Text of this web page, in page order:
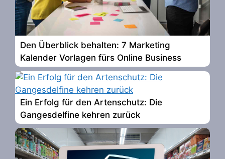
Den Überblick behalten: 7 Marketing
Kalender Vorlagen fürs Online Business
Ein Erfolg für den Artenschutz: Die
Gangesdelfine kehren zurück